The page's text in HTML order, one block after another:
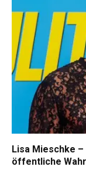
Lisa Mieschke
öffentliche